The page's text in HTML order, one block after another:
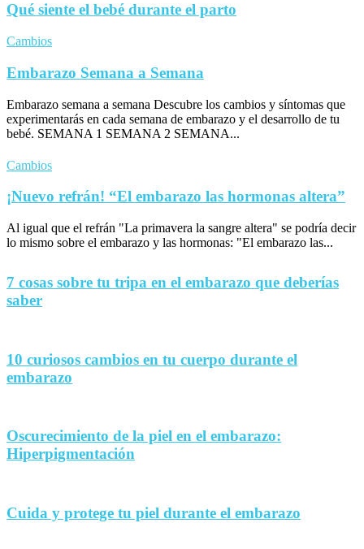
Qué siente el bebé durante el parto
Cambios
Embarazo Semana a Semana
Embarazo semana a semana Descubre los cambios y síntomas que
experimentarás en cada semana de embarazo y el desarrollo de tu
bebé. SEMANA 1 SEMANA 2 SEMANA...
Cambios
¡Nuevo refrán! “El embarazo las hormonas altera”
Al igual que el refrán "La primavera la sangre altera" se podría decir
lo mismo sobre el embarazo y las hormonas: "El embarazo las...
7 cosas sobre tu tripa en el embarazo que deberías
saber
10 curiosos cambios en tu cuerpo durante el
embarazo
Oscurecimiento de la piel en el embarazo:
Hiperpigmentación
Cuida y protege tu piel durante el embarazo